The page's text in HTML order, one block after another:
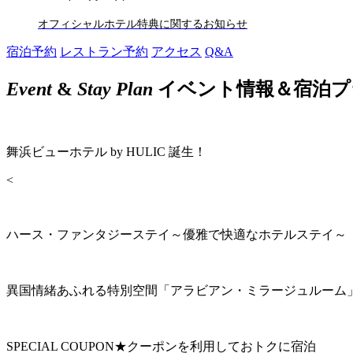
オフィシャルホテル特典に関するお知らせ
宿泊予約 レストラン予約 アクセス Q&A
Event& Stay Plan イベント情報＆宿泊
舞浜ビューホテル by HULIC 誕生！
<
ハース・ファンタジーステイ～優雅で快適なホテルステイ～
異国情緒あふれる特別空間「アラビアン・ミラージュルーム
SPECIAL COUPON★クーポンを利用しておトクに宿泊